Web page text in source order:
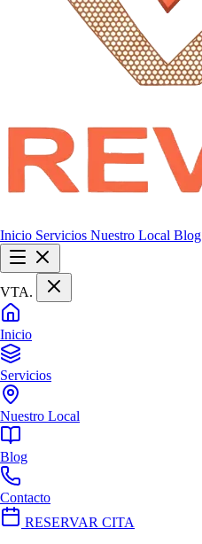
Inicio Servicios Nuestro Local Blog
VTA.
Inicio
Servicios
Nuestro Local
Blog
Contacto
RESERVAR CITA